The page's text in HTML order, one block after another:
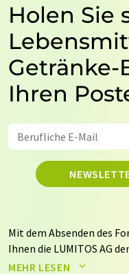
Holen Sie
Getränke-
Ihren
Mit dem Absenden des
Ihnen die LUMITOS AG
Newsletter per E-Mail
MEHR LESEN